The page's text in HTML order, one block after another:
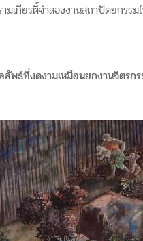
เกียรติ์จำลองงานสถาปัตยกรร
พธ์ที่งดงามเหมือนยกงานจิตรก